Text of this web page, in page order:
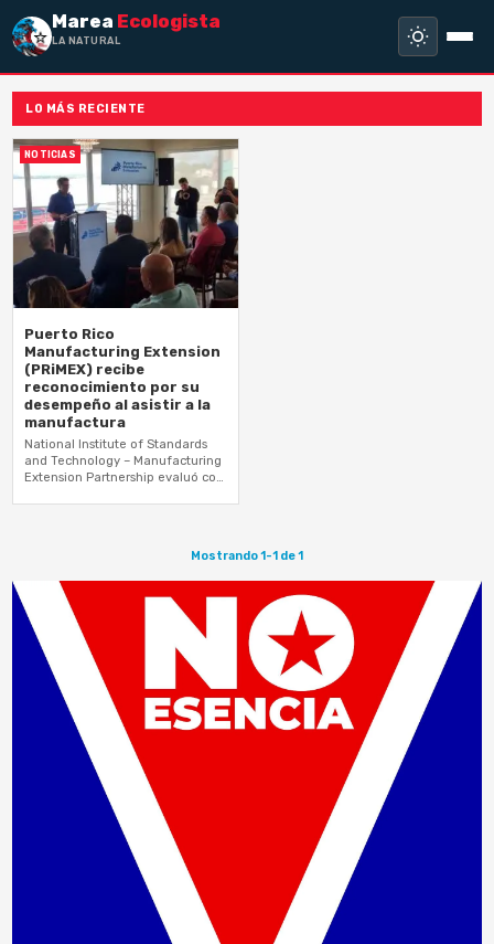
Marea Ecologista
LA NATURALEZA
LO MÁS RECIENTE
NOTICIAS
Puerto Rico
Manufacturing Extension
(PRiMEX) recibe
reconocimiento por su
desempeño al asistir a la
manufactura
National Institute of Standards
and Technology – Manufacturing
Extension Partnership evaluó con
Mostrando 1-1 de 1